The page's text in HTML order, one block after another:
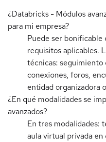
¿Databricks - Módulos
para mi empresa?
Puede ser bonificable
requisitos aplicables.
técnicas:
conexiones, foros,
entidad organizadora
¿En qué modalidades se
avanzados?
En tres modalidades:
aula virtual privada